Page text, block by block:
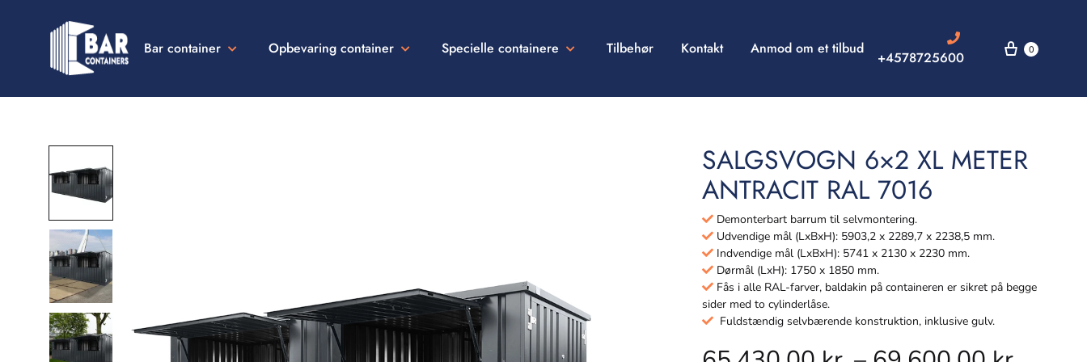
Bar container Opbevaring container Specielle containere Tilbehør Kontakt Anmod om et tilbud
+4578725600 0
SALGSVOGN 6×2 XL METER
ANTRACIT RAL 7016
Demonterbart barrum til selvmontering.
Udvendige mål (LxBxH): 5903,2 x 2289,7 x 2238,5 mm.
Indvendige mål (LxBxH): 5741 x 2130 x 2230 mm.
Dørmål (LxH): 1750 x 1850 mm.
Fås i alle RAL-farver, baldakin på containeren er sikret på begge
sider med to cylinderlåse.
Fuldstændig selvbærende konstruktion, inklusive gulv.